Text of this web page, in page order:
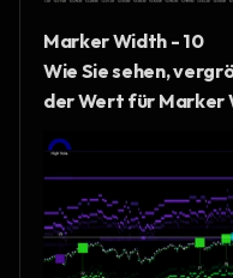
Marker Width - 10
Wie Sie sehen,
der Wert für Marker